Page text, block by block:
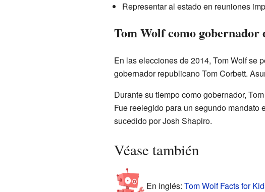
Representar al estado en reuniones
Tom Wolf como gobernador
En las elecciones de 2014, Tom Wolf se
gobernador republicano Tom Corbett.
Durante su tiempo como gobernador,
Fue reelegido para un segundo mandato
sucedido por Josh Shapiro.
Véase también
En inglés: Tom Wolf Facts for